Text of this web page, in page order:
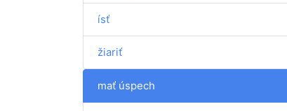
ísť
žiariť
mať úspech